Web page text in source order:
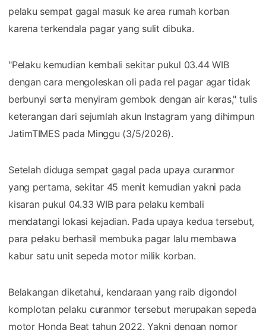
pelaku sempat gagal masuk ke area rumah korban
karena terkendala pagar yang sulit dibuka.
"Pelaku kemudian kembali sekitar pukul 03.44 WIB
dengan cara mengoleskan oli pada rel pagar agar tidak
berbunyi serta menyiram gembok dengan air keras," tulis
keterangan dari sejumlah akun Instagram yang dihimpun
JatimTIMES pada Minggu (3/5/2026).
Setelah diduga sempat gagal pada upaya curanmor
yang pertama, sekitar 45 menit kemudian yakni pada
kisaran pukul 04.33 WIB para pelaku kembali
mendatangi lokasi kejadian. Pada upaya kedua tersebut,
para pelaku berhasil membuka pagar lalu membawa
kabur satu unit sepeda motor milik korban.
Belakangan diketahui, kendaraan yang raib digondol
komplotan pelaku curanmor tersebut merupakan sepeda
motor Honda Beat tahun 2022. Yakni dengan nomor